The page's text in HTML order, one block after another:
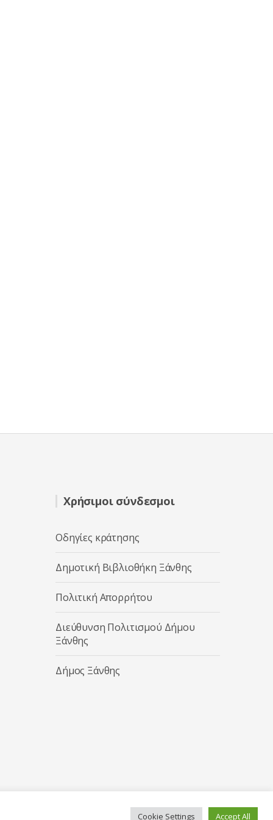
Χρήσιμοι σύνδεσμοι
Οδηγίες κράτησης
Δημοτική Βιβλιοθήκη Ξάνθης
Πολιτική Απορρήτου
Διεύθυνση Πολιτισμού Δήμου
Ξάνθης
Δήμος Ξάνθης
Cookie Settings Accept All